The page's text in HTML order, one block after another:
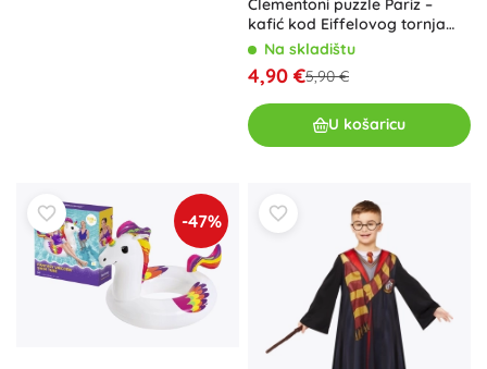
Clementoni puzzle Pariz –
kafić kod Eiffelovog tornja
500 dijelova
Na skladištu
4,90 €5,90 €
U košaricu
-47%